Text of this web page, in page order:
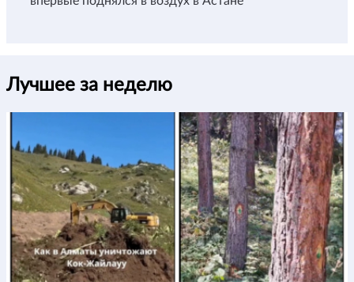
Лучшее за неделю